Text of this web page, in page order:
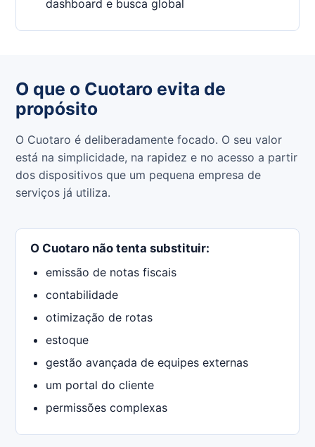
dashboard e busca global
O que o Cuotaro evita de
propósito
O Cuotaro é deliberadamente focado. O seu valor
está na simplicidade, na rapidez e no acesso a partir
dos dispositivos que um pequena empresa de
serviços já utiliza.
O Cuotaro não tenta substituir:
emissão de notas fiscais
contabilidade
otimização de rotas
estoque
gestão avançada de equipes externas
um portal do cliente
permissões complexas